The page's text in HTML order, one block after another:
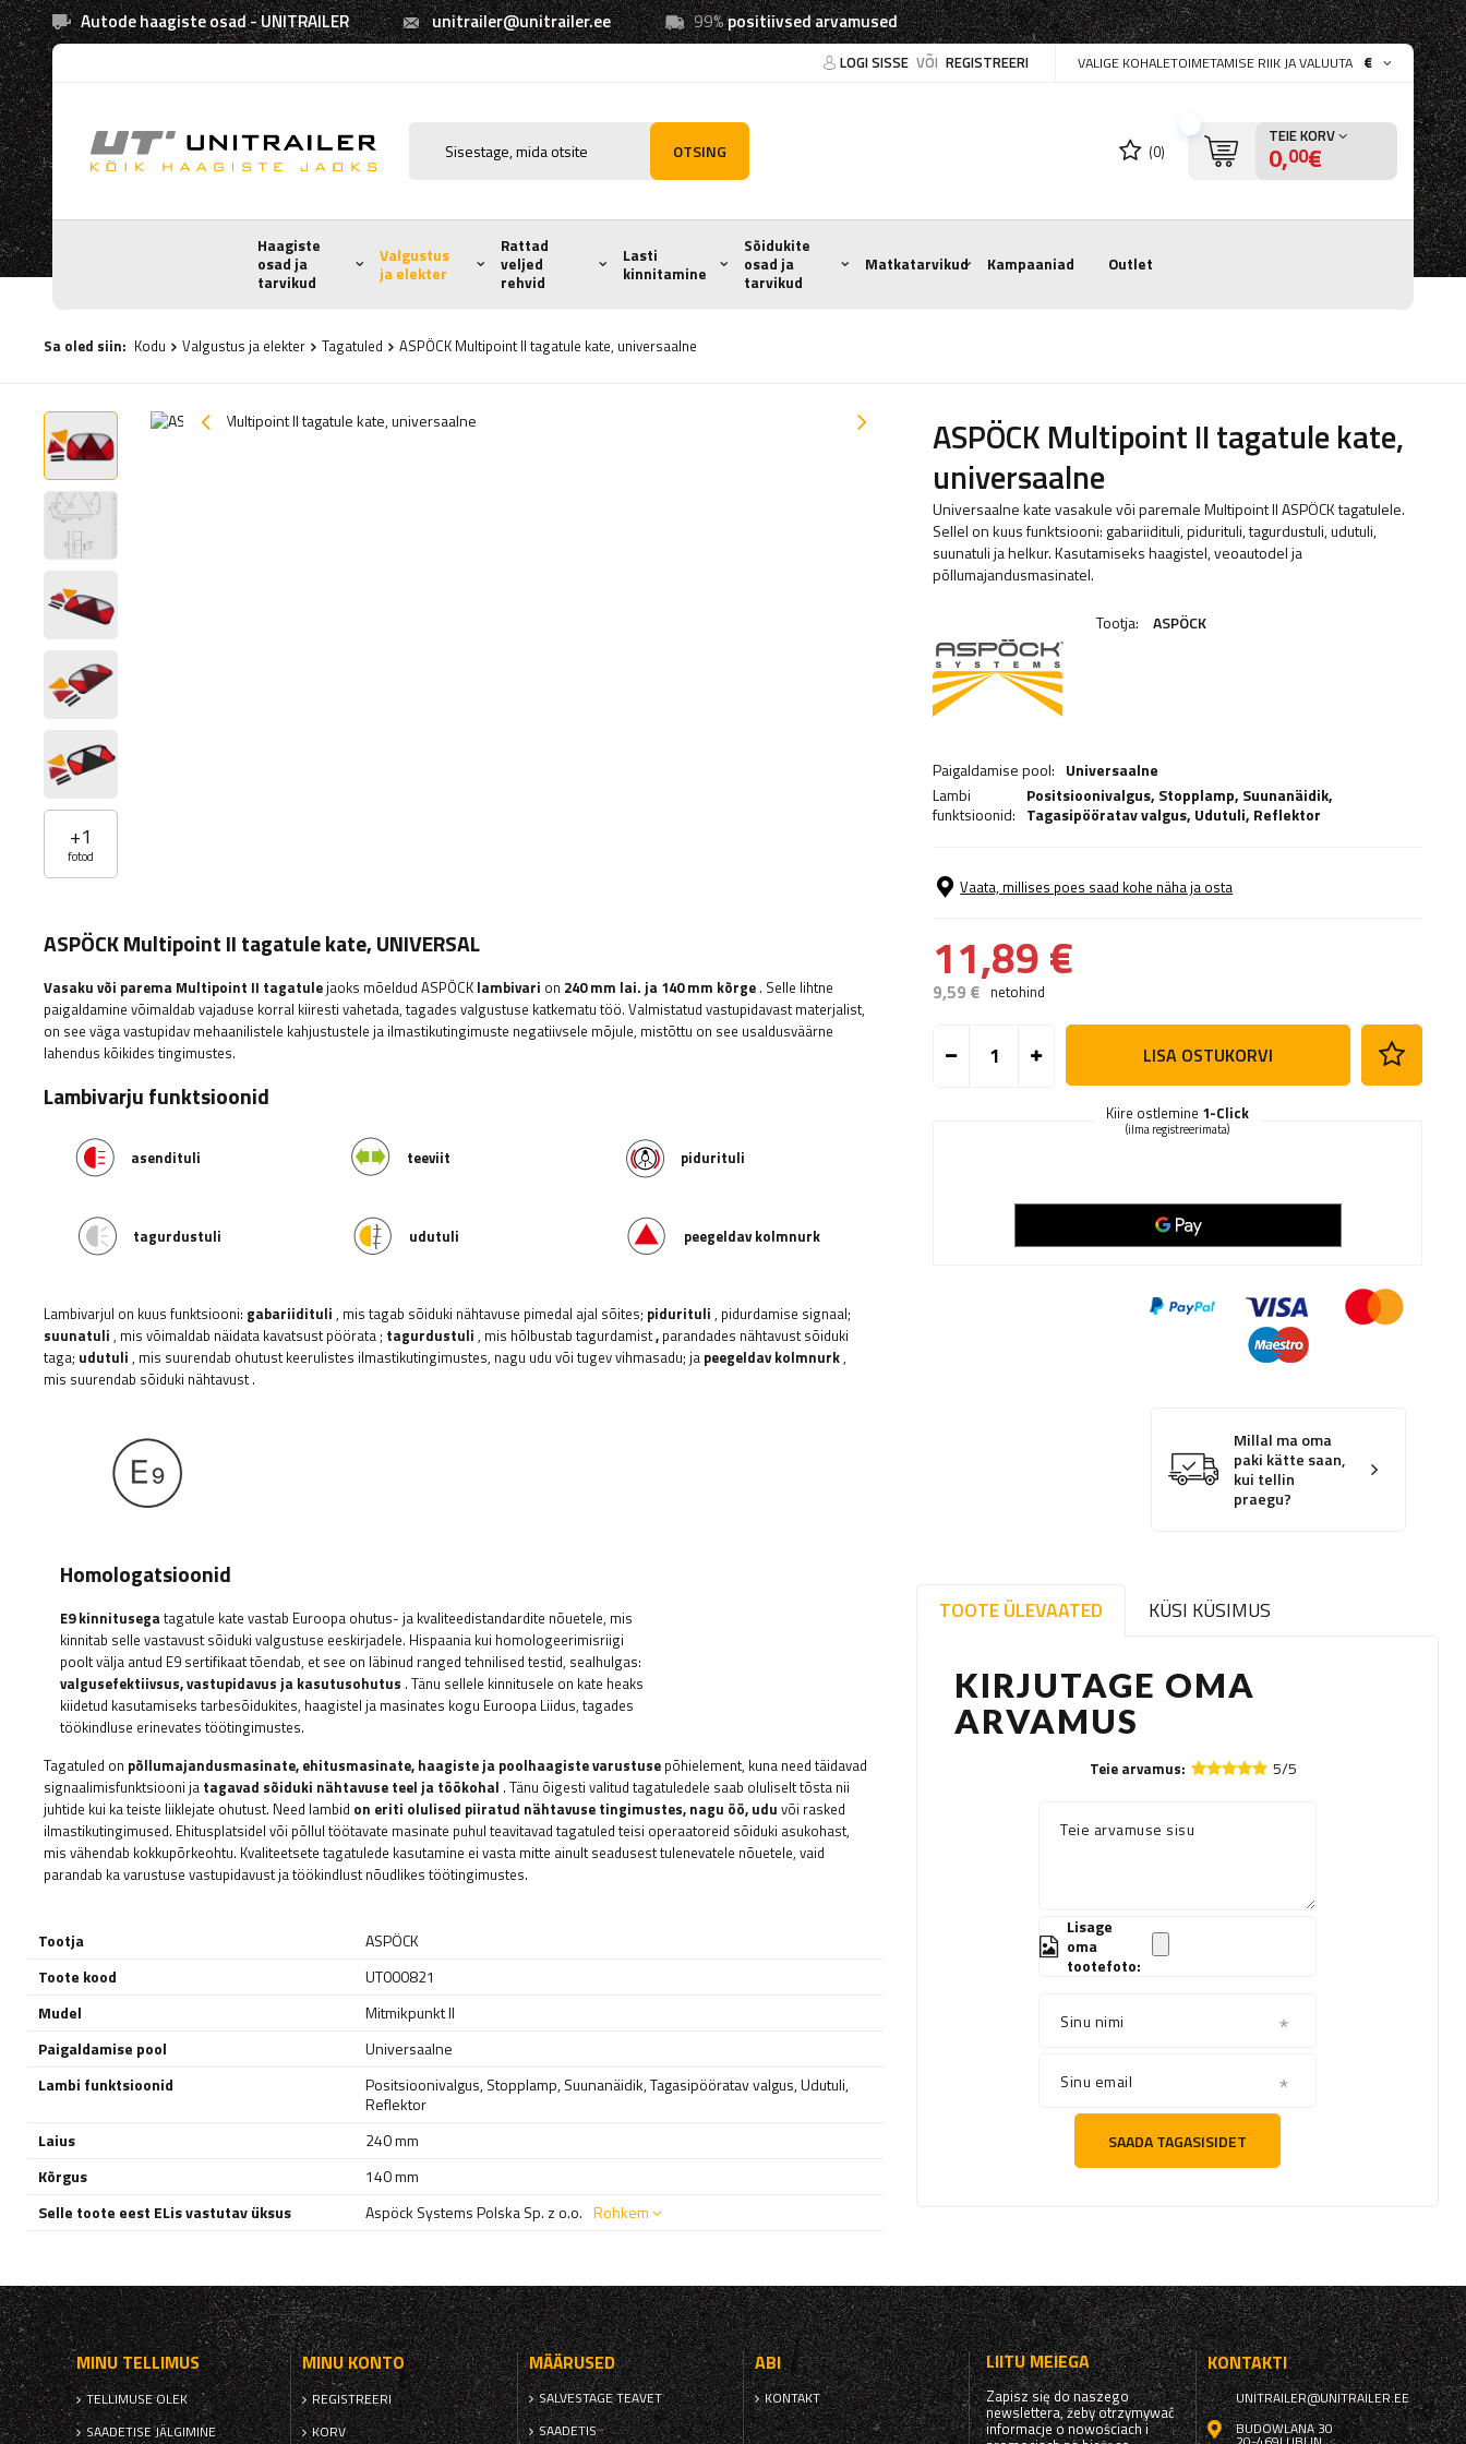
Autode haagiste osad - UNITRAILER unitrailer@unitrailer.ee 99%positiivsed arvamused
LOGI SISSE VÕI REGISTREERI VALIGE KOHALETOIMETAMISE RIIK JA VALUUTA €
OTSING (0)
TEIE KORV
0,00€
Haagiste
osad ja
tarvikud
Valgustus
ja elekter
Rattad
veljed
rehvid
Lasti
kinnitamine
Sõidukite
osad ja
tarvikud
Matkatarvikud Kampaaniad Outlet
Sa oled siin: Kodu Valgustus ja elekter Tagatuled ASPÖCK Multipoint II tagatule kate, universaalne
+1
fotod
ASPÖCK Multipoint II tagatule kate,
universaalne
Universaalne kate vasakule või paremale Multipoint II ASPÖCK tagatulele.
Sellel on kuus funktsiooni: gabariidituli, pidurituli, tagurdustuli, udutuli,
suunatuli ja helkur. Kasutamiseks haagistel, veoautodel ja
põllumajandusmasinatel.
Tootja: ASPÖCK
Paigaldamise pool: Universaalne
Lambi
funktsioonid:
Positsioonivalgus, Stopplamp, Suunanäidik,
Tagasipööratav valgus, Udutuli, Reflektor
Vaata, millises poes saad kohe näha ja osta
11,89 €
9,59 € netohind
LISA OSTUKORVI
Kiire ostlemine 1-Click
(ilma registreerimata)
Millal ma oma
paki kätte saan,
kui tellin
praegu?
TOOTE ÜLEVAATED KÜSI KÜSIMUS
KIRJUTAGE OMA
ARVAMUS
Teie arvamus: 5/5
Teie arvamuse sisu
Lisage
oma
tootefoto:
Sinu nimi
Sinu email
SAADA TAGASISIDET
ASPÖCK Multipoint II tagatule kate, UNIVERSAL
Vasaku või parema Multipoint II tagatulejaoks mõeldud ASPÖCK lambivari on 240 mm lai. ja 140 mm kõrge . Selle lihtne
paigaldamine võimaldab vajaduse korral kiiresti vahetada, tagades valgustuse katkematu töö. Valmistatud vastupidavast materjalist,
on see väga vastupidav mehaanilistele kahjustustele ja ilmastikutingimuste negatiivsele mõjule, mistõttu on see usaldusväärne
lahendus kõikides tingimustes.
Lambivarju funktsioonid
asendituli teeviit pidurituli
tagurdustuli udutuli peegeldav kolmnurk
Lambivarjul on kuus funktsiooni: gabariidituli , mis tagab sõiduki nähtavuse pimedal ajal sõites; pidurituli , pidurdamise signaal;
suunatuli , mis võimaldab näidata kavatsust pöörata; tagurdustuli , mis hõlbustab tagurdamist, parandades nähtavust sõiduki
taga; udutuli , mis suurendab ohutust keerulistes ilmastikutingimustes, nagu udu või tugev vihmasadu; ja peegeldav kolmnurk,
mis suurendab sõiduki nähtavust.
Homologatsioonid
E9 kinnitusegatagatule kate vastab Euroopa ohutus- ja kvaliteedistandardite nõuetele, mis
kinnitab selle vastavust sõiduki valgustuse eeskirjadele. Hispaania kui homologeerimisriigi
poolt välja antud E9 sertifikaat tõendab, et see on läbinud ranged tehnilised testid, sealhulgas:
valgusefektiivsus, vastupidavus ja kasutusohutus . Tänu sellele kinnitusele on kate heaks
kiidetud kasutamiseks tarbesõidukites, haagistel ja masinates kogu Euroopa Liidus, tagades
töökindluse erinevates töötingimustes.
Tagatuled on põllumajandusmasinate, ehitusmasinate, haagiste ja poolhaagiste varustuse põhielement, kuna need täidavad
signaalimisfunktsiooni ja tagavad sõiduki nähtavuse teel ja töökohal . Tänu õigesti valitud tagatuledele saab oluliselt tõsta nii
juhtide kui ka teiste liiklejate ohutust. Need lambid on eriti olulised piiratud nähtavuse tingimustes, nagu öö, udu või rasked
ilmastikutingimused. Ehitusplatsidel või põllul töötavate masinate puhul teavitavad tagatuled teisi operaatoreid sõiduki asukohast,
mis vähendab kokkupõrkeohtu. Kvaliteetsete tagatulede kasutamine ei vasta mitte ainult seadusest tulenevatele nõuetele, vaid
parandab ka varustuse vastupidavust ja töökindlust nõudlikes töötingimustes.
Tootja
ASPÖCK
Toote kood
UT000821
Mudel
Mitmikpunkt II
Paigaldamise pool
Universaalne
Lambi funktsioonid
Positsioonivalgus,Stopplamp,Suunanäidik,Tagasipööratav valgus,Udutuli,
Reflektor
Laius
240 mm
Kõrgus
140 mm
Selle toote eest ELis vastutav üksus
Aspöck Systems Polska Sp. z o.o. Rohkem
MINU TELLIMUS
TELLIMUSE OLEK
SAADETISE JÄLGIMINE
MINU KONTO
REGISTREERI
KORV
MÄÄRUSED
SALVESTAGE TEAVET
SAADETIS
ABI
KONTAKT
LIITU MEIEGA
Zapisz się do naszego
newslettera, żeby otrzymywać
informacje o nowościach i
KONTAKTI
UNITRAILER@UNITRAILER.EE
BUDOWLANA 30